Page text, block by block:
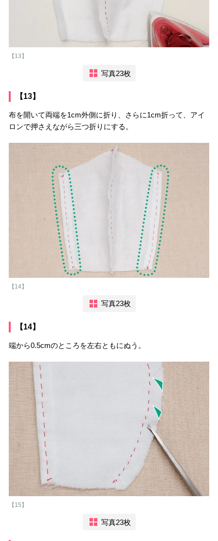
【13】
写真23枚
【13】
布を開いて両端を1cm外側に折り、さらに1cm折って、アイ
ロンで押さえながら三つ折りにする。
【14】
写真23枚
【14】
端から0.5cmのところを左右ともにぬう。
【15】
写真23枚